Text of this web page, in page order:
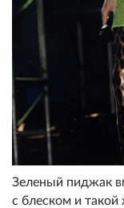
Зеленый пиджак
с блеском и